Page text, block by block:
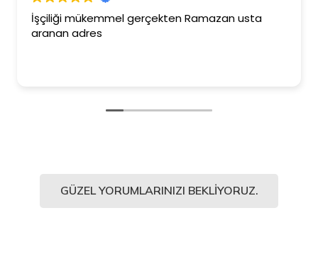
İşçiliği mükemmel gerçekten Ramazan usta
aranan adres
GÜZEL YORUMLARINIZI BEKLIYORUZ.